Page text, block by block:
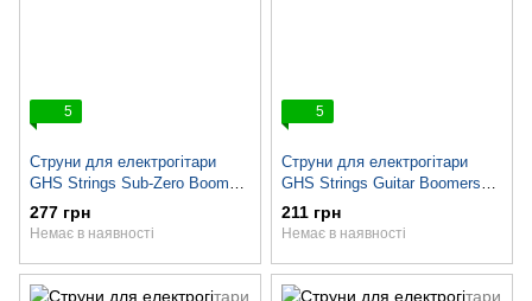
5
Струни для електрогітари
GHS Strings Sub-Zero Boomers
SET
277 грн
Немає в наявності
5
Струни для електрогітари
GHS Strings Guitar Boomers
SET GBCL
211 грн
Немає в наявності